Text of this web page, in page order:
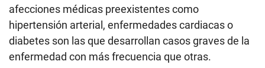
afecciones médicas preexistentes como
hipertensión arterial, enfermedades cardiacas o
diabetes son las que desarrollan casos graves de la
enfermedad con más frecuencia que otras.